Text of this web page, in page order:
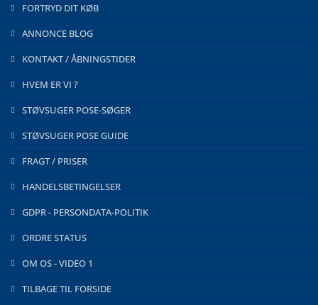
FORTRYD DIT KØB
ANNONCE BLOG
KONTAKT / ÅBNINGSTIDER
HVEM ER VI ?
STØVSUGER POSE-SØGER
STØVSUGER POSE GUIDE
FRAGT / PRISER
HANDELSBETINGELSER
GDPR - PERSONDATA-POLITIK
ORDRE STATUS
OM OS - VIDEO 1
TILBAGE TIL FORSIDE